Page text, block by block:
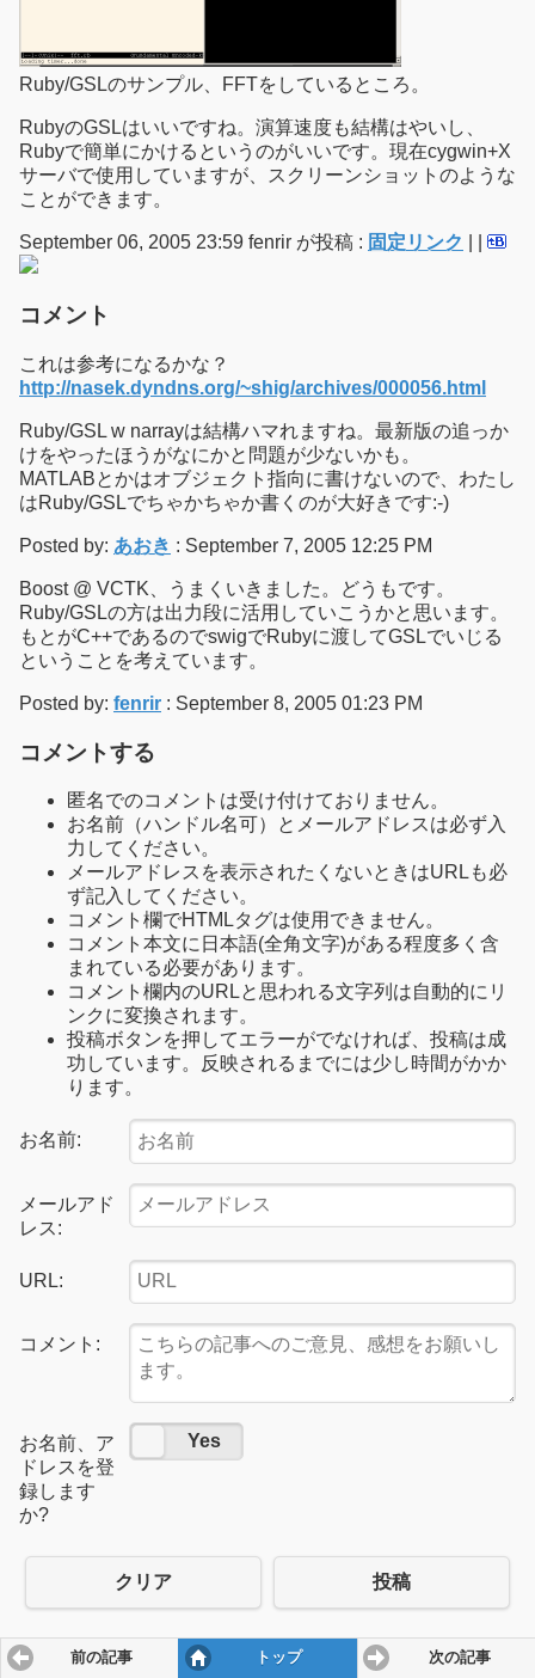
Ruby/GSLのサンプル、FFTをしているところ。
RubyのGSLはいいですね。演算速度も結構はやいし、
Rubyで簡単にかけるというのがいいです。現在cygwin+X
サーバで使用していますが、スクリーンショットのような
ことができます。
September 06, 2005 23:59 fenrir が投稿 : 固定リンク
コメント
これは参考になるかな？
http://nasek.dyndns.org/~shig/archives/000056.html
Ruby/GSL w narrayは結構ハマれますね。最新版の追っか
けをやったほうがなにかと問題が少ないかも。
MATLABとかはオブジェクト指向に書けないので、わたし
はRuby/GSLでちゃかちゃか書くのが大好きです:-)
Posted by: あおき : September 7, 2005 12:25 PM
Boost @ VCTK、うまくいきました。どうもです。
Ruby/GSLの方は出力段に活用していこうかと思います。
もとがC++であるのでswigでRubyに渡してGSLでいじる
ということを考えています。
Posted by: fenrir : September 8, 2005 01:23 PM
コメントする
匿名でのコメントは受け付けておりません。
お名前（ハンドル名可）とメールアドレスは必ず入
力してください。
メールアドレスを表示されたくないときはURLも必
ず記入してください。
コメント欄でHTMLタグは使用できません。
コメント本文に日本語(全角文字)がある程度多く含
まれている必要があります。
コメント欄内のURLと思われる文字列は自動的にリ
ンクに変換されます。
投稿ボタンを押してエラーがでなければ、投稿は成
功しています。反映されるまでには少し時間がかか
ります。
お名前:
メールアド
レス:
URL:
コメント:
お名前、ア
ドレスを登
録します
か?
No Yes
クリア 投稿
前の記事 トップ 次の記事